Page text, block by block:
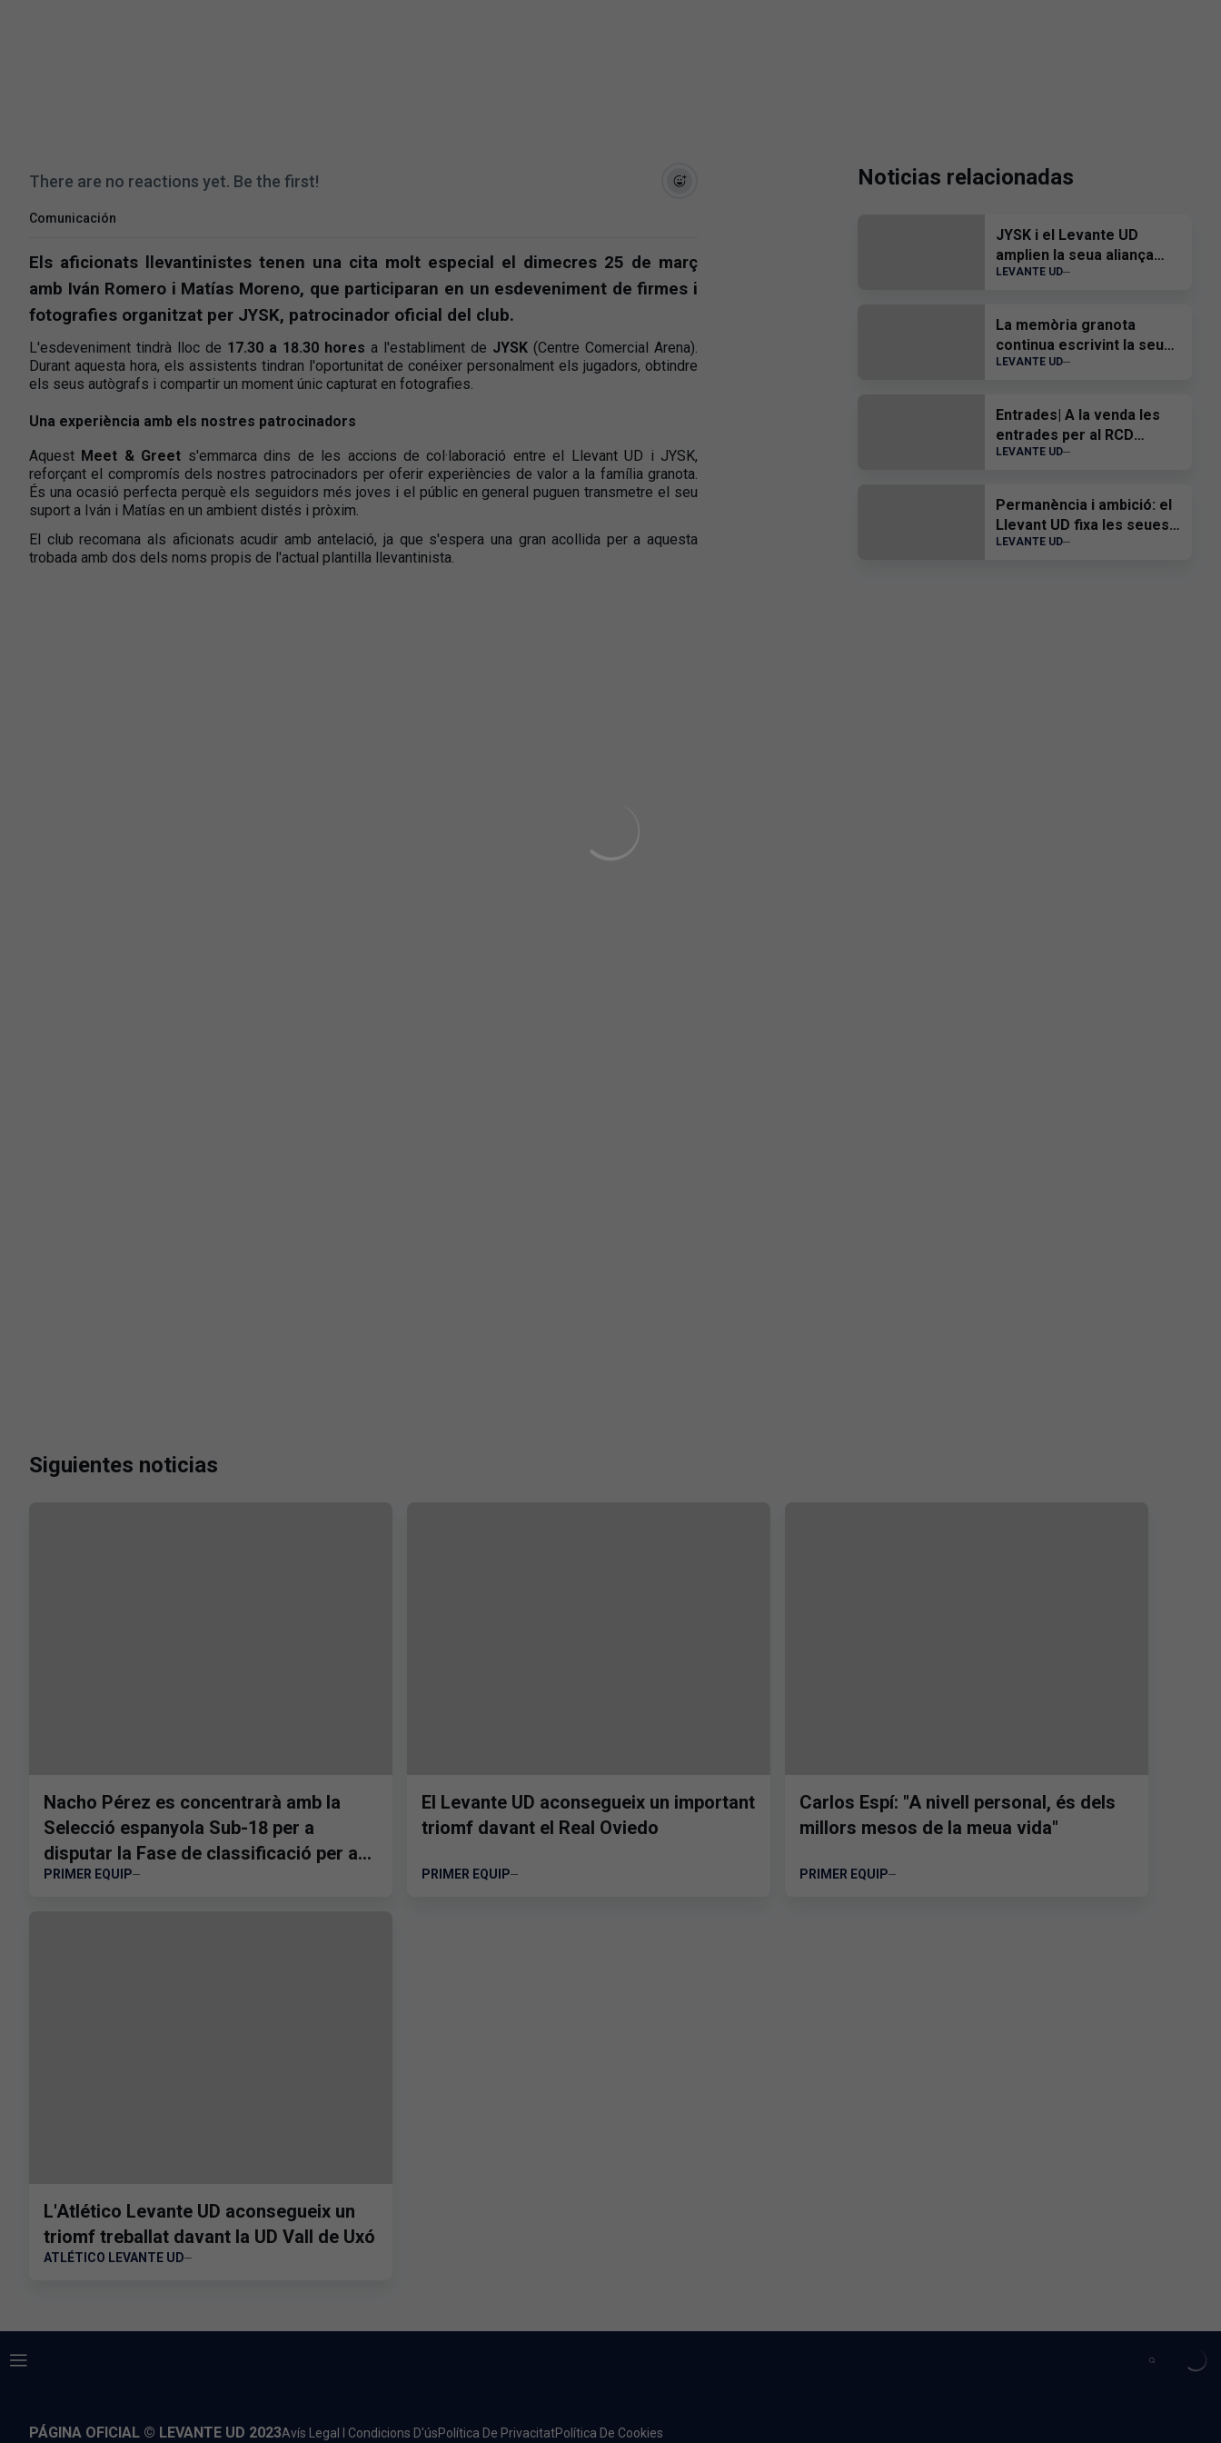
There are no reactions yet. Be the first!
Comunicación
Els aficionats llevantinistes tenen una cita molt especial el dimecres 25 de març
amb Iván Romero i Matías Moreno, que participaran en un esdeveniment de firmes i
fotografies organitzat per JYSK, patrocinador oficial del club.
L'esdeveniment tindrà lloc de 17.30 a 18.30 hores a l'establiment de JYSK (Centre Comercial Arena).
Durant aquesta hora, els assistents tindran l'oportunitat de conéixer personalment els jugadors, obtindre
els seus autògrafs i compartir un moment únic capturat en fotografies.
Una experiència amb els nostres patrocinadors
Aquest Meet & Greet s'emmarca dins de les accions de col·laboració entre el Llevant UD i JYSK,
reforçant el compromís dels nostres patrocinadors per oferir experiències de valor a la família granota.
És una ocasió perfecta perquè els seguidors més joves i el públic en general puguen transmetre el seu
suport a Iván i Matías en un ambient distés i pròxim.
El club recomana als aficionats acudir amb antelació, ja que s'espera una gran acollida per a aquesta
trobada amb dos dels noms propis de l'actual plantilla llevantinista.
Noticias relacionadas
JYSK i el Levante UD
amplien la seua aliança
estratègica i renoven el
LEVANTE UD
La memòria granota
continua escrivint la seua
història en una nova
Virtual
LEVANTE UD
Entrades| A la venda les
entrades per al RCD
Espanyol - Levante UD
LEVANTE UD
Permanència i ambició: el
Llevant UD fixa les seues
metes després de la visita
LEVANTE UD
Siguientes noticias
Nacho Pérez es concentrarà amb la
Selecció espanyola Sub-18 per a
disputar la Fase de classificació per a
l'Europeu
PRIMER EQUIP
El Levante UD aconsegueix un important
triomf davant el Real Oviedo
PRIMER EQUIP
Carlos Espí: "A nivell personal, és dels
millors mesos de la meua vida"
PRIMER EQUIP
L'Atlético Levante UD aconsegueix un
triomf treballat davant la UD Vall de Uxó
ATLÉTICO LEVANTE UD
Avís Legal I Condicions D'úsPolítica De PrivacitatPolítica De Cookies
PÁGINA OFICIAL © LEVANTE UD 2023